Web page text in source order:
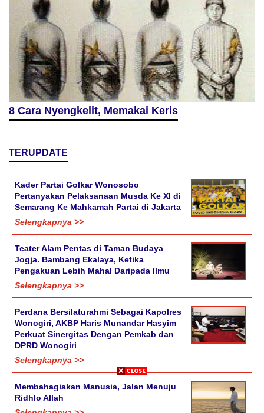
8 Cara Nyengkelit, Memakai Keris
TERUPDATE
Kader Partai Golkar Wonosobo
Pertanyakan Pelaksanaan Musda Ke XI di
Semarang Ke Mahkamah Partai di Jakarta
Selengkapnya >>
Teater Alam Pentas di Taman Budaya
Jogja. Bambang Ekalaya, Ketika
Pengakuan Lebih Mahal Daripada Ilmu
Selengkapnya >>
Perdana Bersilaturahmi Sebagai Kapolres
Wonogiri, AKBP Haris Munandar Hasyim
Perkuat Sinergitas Dengan Pemkab dan
DPRD Wonogiri
Selengkapnya >>
Membahagiakan Manusia, Jalan Menuju
Ridhlo Allah